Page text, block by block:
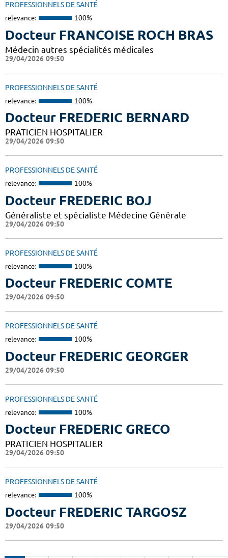
PROFESSIONNELS DE SANTÉ
relevance: 100%
Docteur FRANCOISE ROCH BRAS
Médecin autres spécialités médicales
29/04/2026 09:50
PROFESSIONNELS DE SANTÉ
relevance: 100%
Docteur FREDERIC BERNARD
PRATICIEN HOSPITALIER
29/04/2026 09:50
PROFESSIONNELS DE SANTÉ
relevance: 100%
Docteur FREDERIC BOJ
Généraliste et spécialiste Médecine Générale
29/04/2026 09:50
PROFESSIONNELS DE SANTÉ
relevance: 100%
Docteur FREDERIC COMTE
29/04/2026 09:50
PROFESSIONNELS DE SANTÉ
relevance: 100%
Docteur FREDERIC GEORGER
29/04/2026 09:50
PROFESSIONNELS DE SANTÉ
relevance: 100%
Docteur FREDERIC GRECO
PRATICIEN HOSPITALIER
29/04/2026 09:50
PROFESSIONNELS DE SANTÉ
relevance: 100%
Docteur FREDERIC TARGOSZ
29/04/2026 09:50